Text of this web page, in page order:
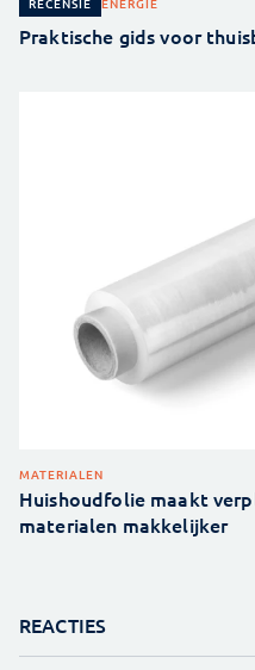
Praktische gids voor
MATERIALEN
Huishoudfolie maakt
materialen makkelijker
REACTIES